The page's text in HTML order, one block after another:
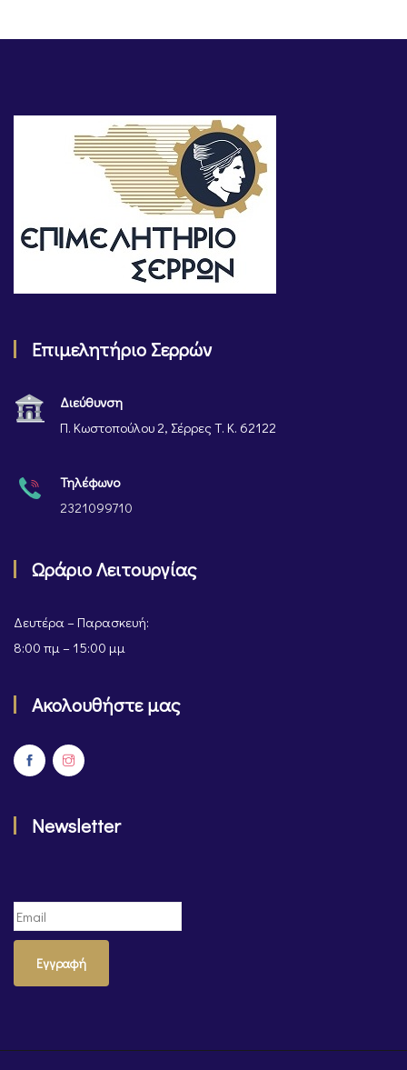
Επιμελητήριο Σερρών
Διεύθυνση
Π. Κωστοπούλου 2, Σέρρες Τ. Κ. 62122
Τηλέφωνο
2321099710
Ωράριο Λειτουργίας
Δευτέρα – Παρασκευή:
8:00 πμ – 15:00 μμ
Ακολουθήστε μας
Newsletter
Εγγραφή